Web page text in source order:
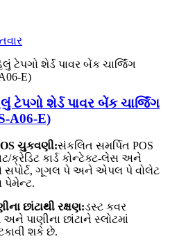
ટેપગો શેર્ડ પાવર બેંક ચાર્જિંગ
A06-E)
ચુકવણી:સંકલિત સમર્પિત POS
ક્રેડિટ કાર્ડ કોન્ટેક્ટ-લેસ અને
સપોર્ટ, ગૂગલ પે અને એપલ પે વોલેટ
પેમેન્ટ.
છાંટાથી રક્ષણ:ડસ્ટ કવર
પાણીના છાંટાને સ્લોટમાં
શકે છે.